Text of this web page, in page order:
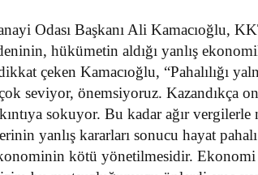
Odası Başkanı Ali Kamacıoğlu,
hükümetin aldığı yanlış
çeken Kamacıoğlu, “Pahalılığı
seviyor, önemsiyoruz. Kazandıkça
sokuyor. Bu kadar ağır vergilerle
yanlış kararları sonucu hayat pahalı
kötü yönetilmesidir.